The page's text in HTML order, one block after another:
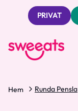
PRIVAT
Hem Runda Pensla